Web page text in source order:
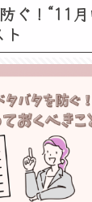
ぐ！“11